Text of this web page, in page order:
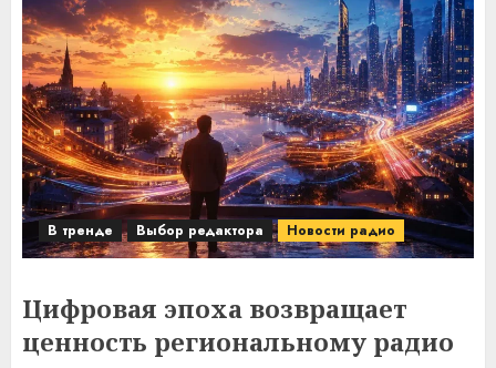
В тренде Выбор редактора Новости радио
Цифровая эпоха возвращает
ценность региональному радио